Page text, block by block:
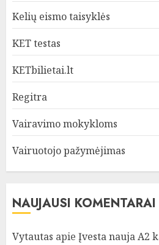
Kelių eismo taisyklės
KET testas
KETbilietai.lt
Regitra
Vairavimo mokykloms
Vairuotojo pažymėjimas
NAUJAUSI KOMENTARAI
Vytautas apie Įvesta nauja A2